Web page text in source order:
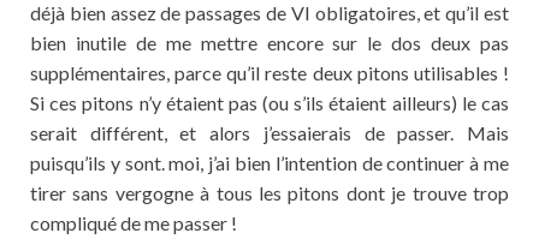
déjà bien assez de passages de VI obligatoires, et qu’il est
bien inutile de me mettre encore sur le dos deux pas
supplémentaires, parce qu’il reste deux pitons utilisables !
Si ces pitons n’y étaient pas (ou s’ils étaient ailleurs) le cas
serait différent, et alors j’essaierais de passer. Mais
puisqu’ils y sont. moi, j’ai bien l’intention de continuer à me
tirer sans vergogne à tous les pitons dont je trouve trop
compliqué de me passer !